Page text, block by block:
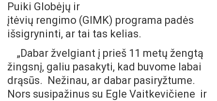
Puiki Globėjų ir
įtėvių rengimo (GIMK) programa padės
išsigryninti, ar tai tas kelias.
„Dabar žvelgiant į prieš 11 metų žengtą
žingsnį, galiu pasakyti, kad buvome labai
drąsūs. Nežinau, ar dabar pasiryžtume.
Nors susipažinus su Egle Vaitkevičiene ir